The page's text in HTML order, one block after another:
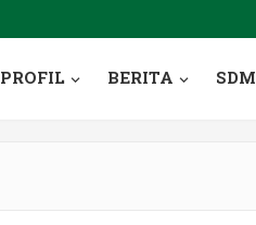
PROFIL BERITA SDM